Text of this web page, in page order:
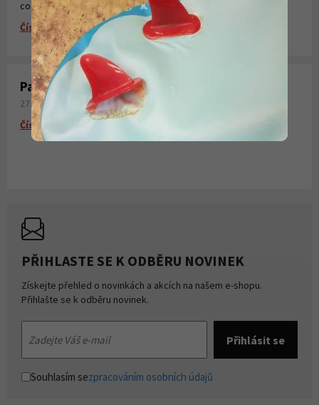
co všechno potřebujete k laminování, vytvoření sklolaminátu.
Číst více
Paddleboardy Viking nově v naší nabídce
27. 06. 2026
Číst více
PŘIHLASTE SE K ODBĚRU NOVINEK
Získejte přehled o novinkách a akcích na našem e-shopu.
Přihlašte se k odběru novinek.
Souhlasím sezpracováním osobních údajů